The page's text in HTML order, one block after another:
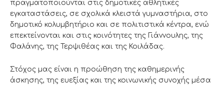
πραγματοποιούνται στις δημοτικές αθλητικές
εγκαταστάσεις, σε σχολικά κλειστά γυμναστήρια, στο
δημοτικό κολυμβητήριο και σε πολιτιστικά κέντρα, ενώ
επεκτείνονται και στις κοινότητες της Γιάννουλης, της
Φαλάνης, της Τερψιθέας και της Κοιλάδας.
Στόχος μας είναι η προώθηση της καθημερινής
άσκησης, της ευεξίας και της κοινωνικής συνοχής μέσα